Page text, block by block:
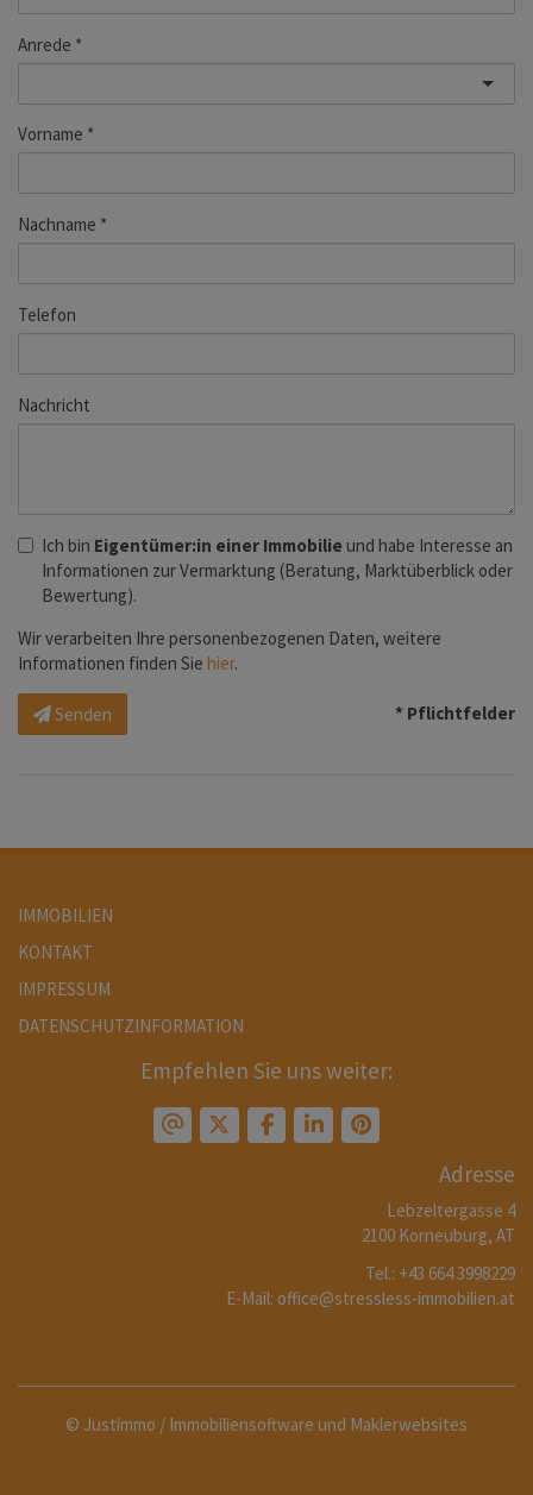
Anrede
Vorname
Nachname
Telefon
Nachricht
Ich bin Eigentümer:in einer Immobilie und habe Interesse an
Informationen zur Vermarktung (Beratung, Marktüberblick oder
Bewertung).
Wir verarbeiten Ihre personenbezogenen Daten, weitere
Informationen finden Sie hier.
Senden * Pflichtfelder
IMMOBILIEN
KONTAKT
IMPRESSUM
DATENSCHUTZINFORMATION
Empfehlen Sie uns weiter:
Adresse
Lebzeltergasse 4
2100 Korneuburg, AT
Tel.: +43 664 3998229
E-Mail: office@stressless-immobilien.at
© Justimmo / Immobiliensoftware und Maklerwebsites